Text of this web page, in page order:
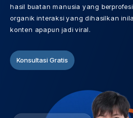
hasil buatan manusia yang
organik interaksi yang dihasilkan
konten apapun jadi viral.
Konsultasi Gratis